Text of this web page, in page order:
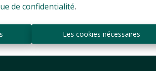
de confidentialité.
Les cookies nécessaires